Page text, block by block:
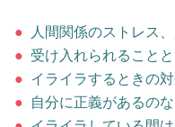
性と愛
●
人間関係のストレス
● 受け入れられること
● イライラするときの
●
自分に正義があるの